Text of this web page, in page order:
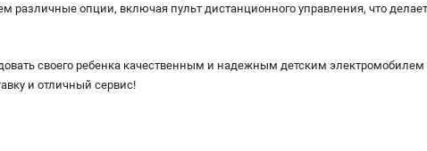
различные опции, включая пульт дистанционного управления, что
своего ребенка качественным и надежным детским
и отличный сервис!